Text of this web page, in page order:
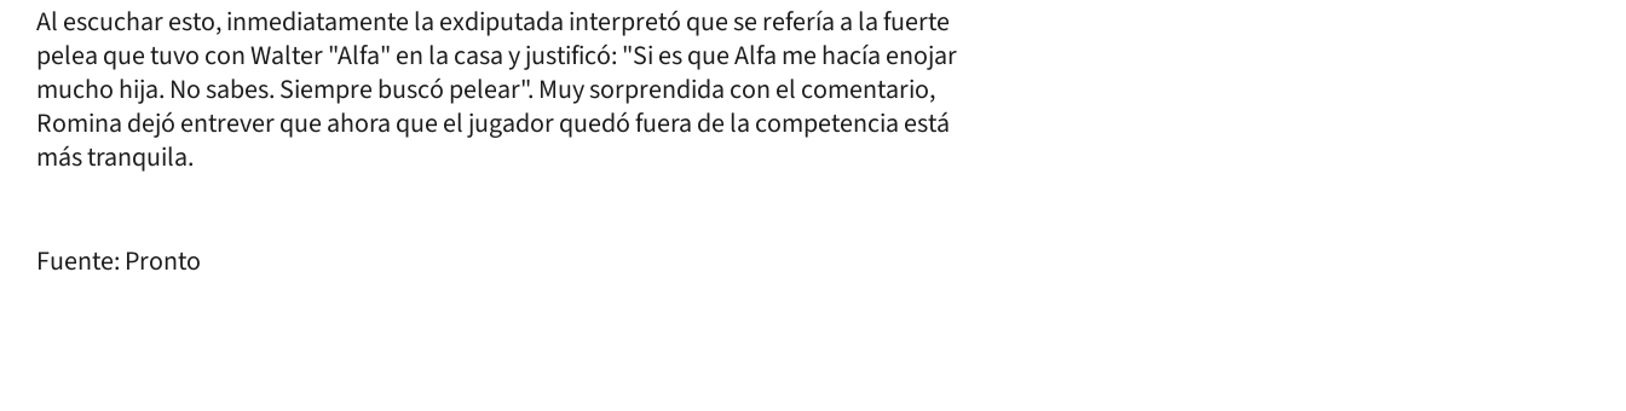
Al escuchar esto, inmediatamente la exdiputada interpretó que se refería a la fuerte
pelea que tuvo con Walter "Alfa" en la casa y justificó: "Si es que Alfa me hacía enojar
mucho hija. No sabes. Siempre buscó pelear". Muy sorprendida con el comentario,
Romina dejó entrever que ahora que el jugador quedó fuera de la competencia está
más tranquila.
Fuente: Pronto